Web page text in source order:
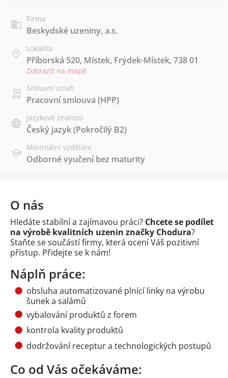
Firma
Beskydské uzeniny, a.s.
Lokalita
Příborská 520, Místek, Frýdek-Místek, 738 01
Zobrazit na mapě
Smluvní vztah
Pracovní smlouva (HPP)
Jazykové znalosti
Český jazyk(Pokročilý B2)
Minimální vzdělání
Odborné vyučení bez maturity
O nás
Hledáte stabilní a zajímavou práci? Chcete se podílet
na výrobě kvalitních uzenin značky Chodura?
Staňte se součástí firmy, která ocení Váš pozitivní
přístup. Přidejte se k nám!
Náplň práce:
obsluha automatizované plnící linky na výrobu
šunek a salámů
vybalování produktů z forem
kontrola kvality produktů
dodržování receptur a technologických postupů
Co od Vás očekáváme: